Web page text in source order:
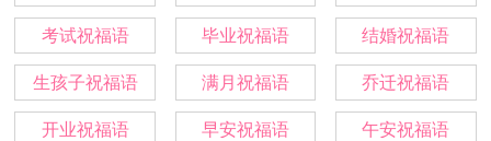
考试祝福语 毕业祝福语 结婚祝福语
生孩子祝福语 满月祝福语 乔迁祝福语
开业祝福语 早安祝福语 午安祝福语